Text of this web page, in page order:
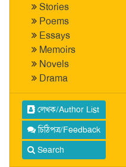
Stories
Poems
Essays
Memoirs
Novels
Drama
লেখক/Author List
চিঠিপত্র/Feedback
Search